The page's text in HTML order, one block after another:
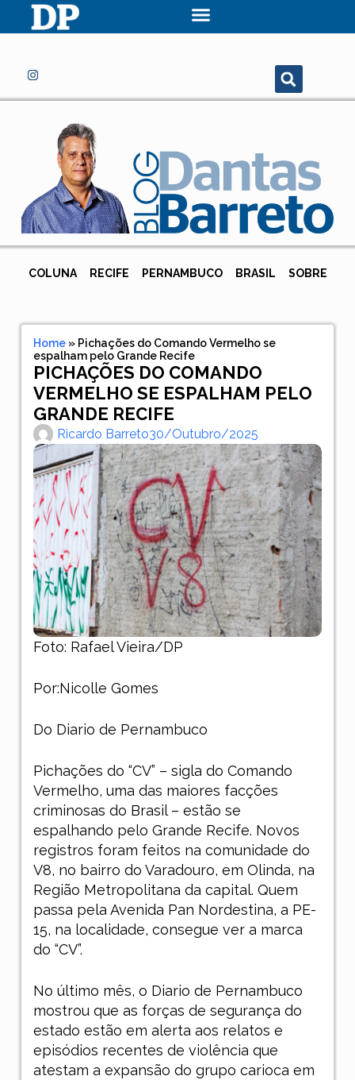
COLUNA RECIFE PERNAMBUCO BRASIL SOBRE
Home» Pichações do Comando Vermelho se
espalham pelo Grande Recife
PICHAÇÕES DO COMANDO
VERMELHO SE ESPALHAM PELO
GRANDE RECIFE
Ricardo Barreto30/outubro/2025
Foto: Rafael Vieira/DP
Por:Nicolle Gomes
Do Diario de Pernambuco
Pichações do “CV” – sigla do Comando
Vermelho, uma das maiores facções
criminosas do Brasil – estão se
espalhando pelo Grande Recife. Novos
registros foram feitos na comunidade do
V8, no bairro do Varadouro, em Olinda, na
Região Metropolitana da capital. Quem
passa pela Avenida Pan Nordestina, a PE-
15, na localidade, consegue ver a marca
do “CV”.
No último mês, o Diario de Pernambuco
mostrou que as forças de segurança do
estado estão em alerta aos relatos e
episódios recentes de violência que
atestam a expansão do grupo carioca em